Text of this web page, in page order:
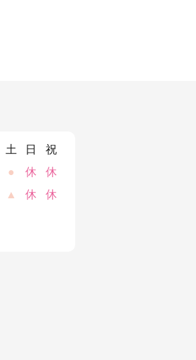
土 日
祝
● 休
休
▲ 休 休